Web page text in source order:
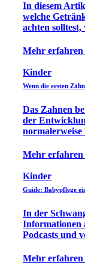
In diesem
welche
achten
Mehr erfahren
Kinder
Wenn die ersten
Das Zahnen
der
Mehr erfahren
Kinder
Guide: Babypflege
In der
Informationen
Podcasts und
Mehr erfahren